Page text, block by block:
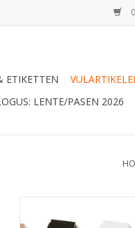
ETIKETTEN
LENTE/PASEN 2026
blokbodemzakje